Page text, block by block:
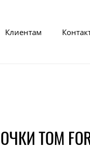
Клиентам
ОЧКИ TOM